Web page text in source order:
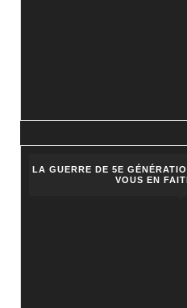
LA GUERRE DE 5E
VOUS EN